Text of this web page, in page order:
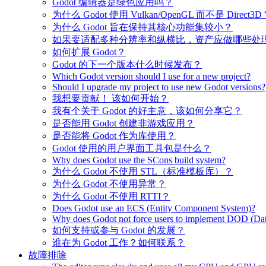
Godot 编辑器是绿色应用吗？
为什么 Godot 使用 Vulkan/OpenGL 而不是 Direct3D
为什么 Godot 旨在保持其核心功能集较小？
如果要适配多种分辨率和纵横比，资产应做哪些处
如何扩展 Godot？
Godot 的下一个版本什么时候发布？
Which Godot version should I use for a new project?
Should I upgrade my project to use new Godot versions?
我想要贡献！ 该如何开始？
我有个关于 Godot 的好主意，该如何分享它？
是否能用 Godot 创建非游戏应用？
是否能将 Godot 作为库使用？
Godot 使用的用户界面工具包是什么？
Why does Godot use the SCons build system?
为什么 Godot 不使用 STL（标准模板库）？
为什么 Godot 不使用异常？
为什么 Godot 不使用 RTTI？
Does Godot use an ECS (Entity Component System)?
Why does Godot not force users to implement DOD
如何支持或参与 Godot 的发展？
谁在为 Godot 工作？如何联系？
故障排除